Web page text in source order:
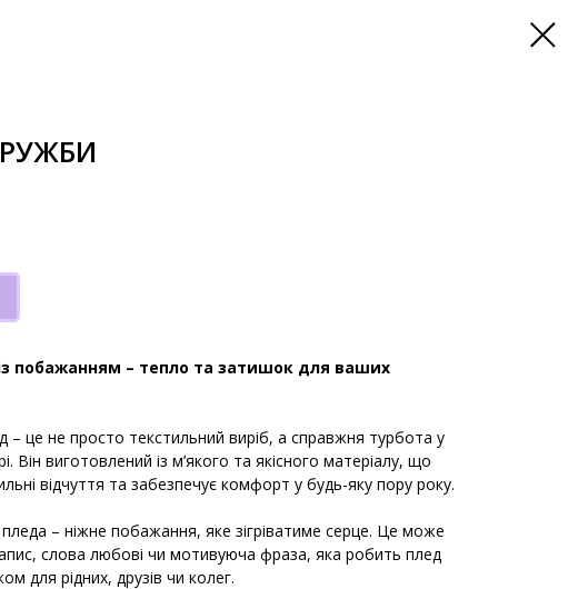
побажанням – тепло та затишок для ваших
це не просто текстильний виріб, а справжня турбота у
Він виготовлений із м’якого та якісного матеріалу, що
відчуття та забезпечує комфорт у будь-яку пору року.
– ніжне побажання, яке зігріватиме серце. Це може
слова любові чи мотивуюча фраза, яка робить плед
для рідних, друзів чи колег.